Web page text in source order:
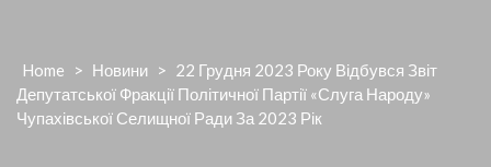
Home > Новини > 22 Грудня 2023 Року Відбувся Звіт
Депутатської Фракції Політичної Партії «Слуга Народу»
Чупахівської Селищної Ради За 2023 Рік